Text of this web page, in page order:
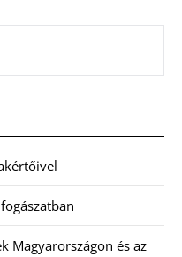
Magyarországon és az